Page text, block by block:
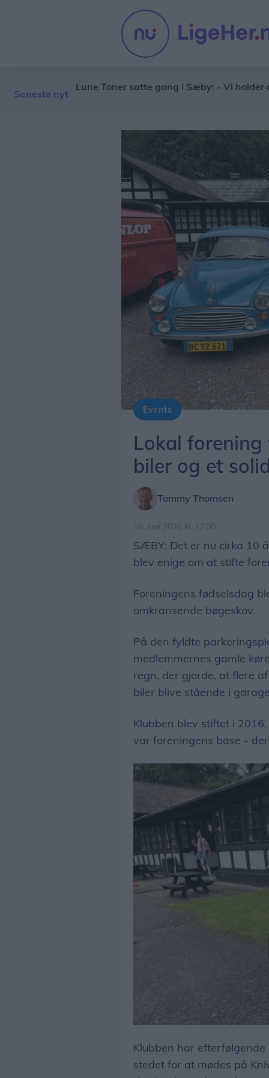
Seneste nyt
Lune Toner satte gang i Sæby: - Vi holder af
Events
Lokal
biler og et
Tommy Thomsen
16. juni 2026 kl. 12.00
SÆBY: Det er nu cirka 10
blev enige om at stifte
Foreningens fødselsdag
omkransende bøgeskov.
På den fyldte
medlemmernes gamle
regn, der gjorde, at flere
biler blive stående i
Klubben blev stiftet i
var foreningens base -
Klubben har
stedet for at mødes på